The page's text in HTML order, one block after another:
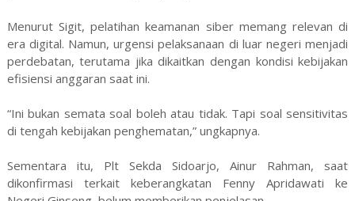
Menurut Sigit, pelatihan keamanan siber memang relevan di
era digital. Namun, urgensi pelaksanaan di luar negeri menjadi
perdebatan, terutama jika dikaitkan dengan kondisi kebijakan
efisiensi anggaran saat ini.
“Ini bukan semata soal boleh atau tidak. Tapi soal sensitivitas
di tengah kebijakan penghematan,” ungkapnya.
Sementara itu, Plt Sekda Sidoarjo, Ainur Rahman, saat
dikonfirmasi terkait keberangkatan Fenny Apridawati ke